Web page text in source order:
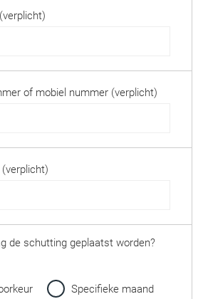
of mobiel nummer (verplicht)
de schutting geplaatst worden?
Specifieke maand